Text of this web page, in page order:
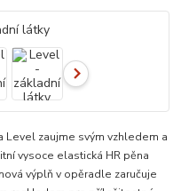
zaujme svým vzhledem a
vysoce elastická HR pěna
výplň v opěradle zaručuje